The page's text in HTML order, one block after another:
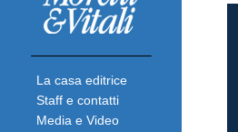
La casa editrice
Staff e contatti
Media e Video